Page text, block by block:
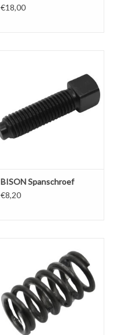
€18,00
BISON Spanschroef
€8,20